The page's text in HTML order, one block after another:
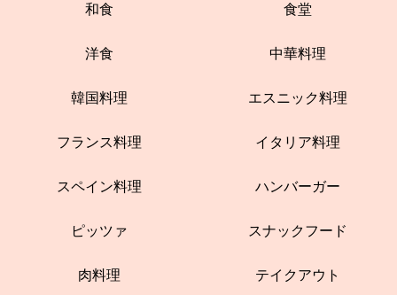
和食 食堂
洋食 中華料理
韓国料理 エスニック料理
フランス料理 イタリア料理
スペイン料理 ハンバーガー
ピッツァ スナックフード
肉料理 テイクアウト